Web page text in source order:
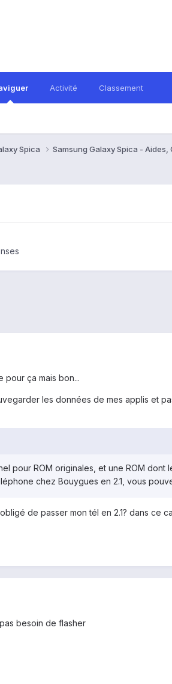
Activité Classement
Spica
Samsung Galaxy Spica - Aides,
ça mais bon...
les données de mes applis et
pour ROM originales, et une ROM
chez Bouygues en 2.1, vous
de passer mon tél en 2.1? dans ce
besoin de flasher